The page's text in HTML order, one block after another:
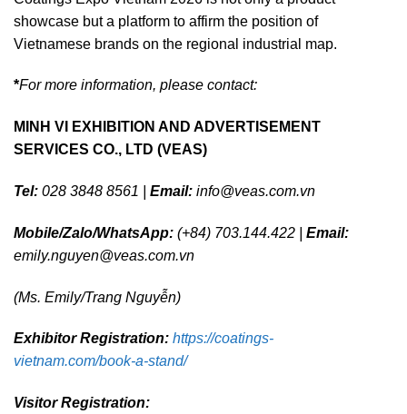
showcase but a platform to affirm the position of
Vietnamese brands on the regional industrial map.
*For more information, please contact:
MINH VI EXHIBITION AND ADVERTISEMENT
SERVICES CO., LTD (VEAS)
Tel: 028 3848 8561 | Email: info@veas.com.vn
Mobile/Zalo/WhatsApp: (+84) 703.144.422 | Email:
emily.nguyen@veas.com.vn
(Ms. Emily/Trang Nguyễn)
Exhibitor Registration: https://coatings-
vietnam.com/book-a-stand/
Visitor Registration: